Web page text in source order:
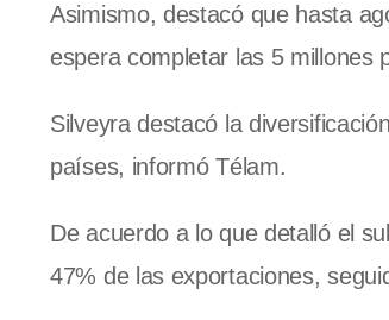
Asimismo, destacó que hasta
espera completar las 5 millones
Silveyra destacó la
países, informó Télam.
De acuerdo a lo que detalló el
47% de las exportaciones,